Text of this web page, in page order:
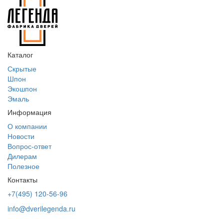
Каталог
Скрытые
Шпон
Экошпон
Эмаль
Информация
О компании
Новости
Вопрос-ответ
Дилерам
Полезное
Контакты
+7(495) 120-56-96
info@dverilegenda.ru